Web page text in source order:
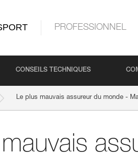
PROFESSIONNEL
CONSEILS TECHNIQUES
Le plus mauvais assureur du monde -